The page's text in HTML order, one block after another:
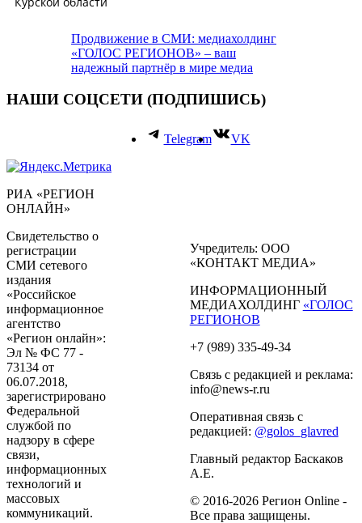
Продвижение в СМИ: медиахолдинг
«ГОЛОС РЕГИОНОВ» – ваш
надежный партнёр в мире медиа
НАШИ СОЦСЕТИ (ПОДПИШИСЬ)
Telegram VK
РИА «РЕГИОН
ОНЛАЙН»
Свидетельство о
регистрации
СМИ сетевого
издания
«Российское
информационное
агентство
«Регион онлайн»:
Эл № ФС 77 -
73134 от
06.07.2018,
зарегистрировано
Федеральной
службой по
надзору в сфере
связи,
информационных
технологий и
массовых
коммуникаций.
Учредитель: ООО
«КОНТАКТ МЕДИА»
ИНФОРМАЦИОННЫЙ
МЕДИАХОЛДИНГ «ГОЛОС
РЕГИОНОВ
+7 (989) 335-49-34
Связь с редакцией и реклама:
info@news-r.ru
Оперативная связь с
редакцией: @golos_glavred
Главный редактор Баскаков
А.Е.
© 2016-2026 Регион Online -
Все права защищены.